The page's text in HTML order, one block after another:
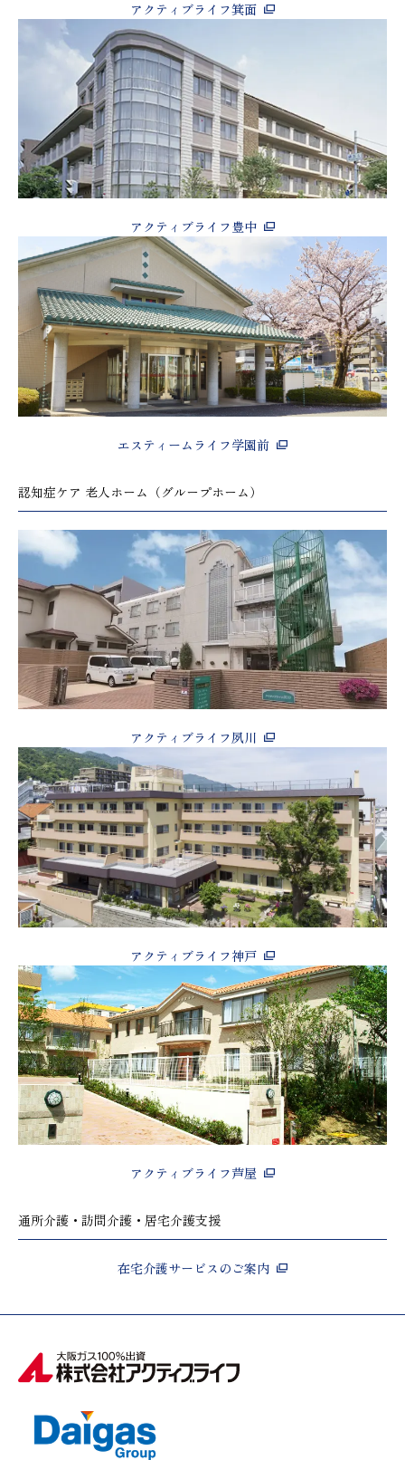
アクティブライフ箕面
アクティブライフ豊中
エスティームライフ学園前
認知症ケア 老人ホーム（グループホーム）
アクティブライフ夙川
アクティブライフ神戸
アクティブライフ芦屋
通所介護・訪問介護・居宅介護支援
在宅介護サービスのご案内